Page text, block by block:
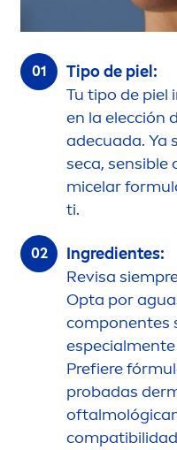
Tipo de piel:
Tu tipo de piel
en la elección
adecuada. Ya
seca, sensible
micelar
ti.
Ingredientes:
Revisa
Opta por
componentes
especialmente
Prefiere
probadas
oftalmológica